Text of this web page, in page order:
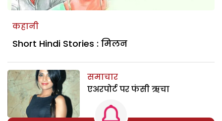
कहानी
Short Hindi Stories : मिलन
समाचार
एअरपोर्ट पर फंसी ऋचा